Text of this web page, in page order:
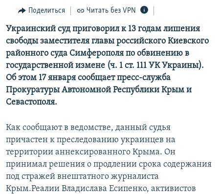
поискуИНФОГРАФИКА
ТЕЛЕПРОЕКТ КРЫМ.РЕАЛИИ
СОВЕТЫ ПРАВОЗАЩИТНИКОВ
ПРОПАВШИЕ БЕЗ ВЕСТИ
ПОБЕДИТЕЛЕЙ НЕ СУДЯТ?
КРЫМ.НЕПОКОРЕННЫЙ
УКРАИНСКАЯ ПРОБЛЕМА КРЫМА
КАК ОБОЙТИ БЛОКИРОВКУ
Українською
Qırımtatar
ПРИСОЕДИНЯЙТЕСЬ!
Все сайты RFE/RL
Поделиться Читать без VPN
Украинский суд приговорил к 13 годам лишения
свободы заместителя главы российского Киевского
районного суда Симферополя по обвинению в
государственной измене (ч. 1 ст. 111 УК Украины).
Об этом 17 января сообщает пресс-служба
Прокуратуры Автономной Республики Крым и
Севастополя.
Как сообщают в ведомстве, данный судья
причастен к преследованию украинцев на
территории аннексированного Крыма. Он
принимал решения о продлении срока содержания
под стражей внештатного журналиста
Крым.Реалии Владислава Есипенко, активистов